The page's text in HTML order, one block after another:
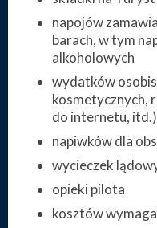
napojów
barach, w tym
alkoholowych
wydatków
kosmetycznych,
do internetu, itd.)
napiwków dla
wycieczek
opieki pilota
kosztów